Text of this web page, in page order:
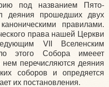
под названием Пято-
деяния прошедших двух
правилами.
права нашей Церкви
VII Вселенским
этого Собора имееет
перечисляются деяния
соборов и опредяется
их постановления.